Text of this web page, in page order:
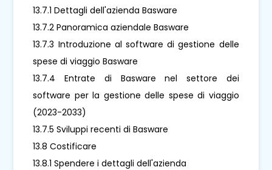
13.7.1 Dettagli dell'azienda Basware
13.7.2 Panoramica aziendale Basware
13.7.3 Introduzione al software di gestione delle
spese di viaggio Basware
13.7.4 Entrate di Basware nel settore dei
software per la gestione delle spese di viaggio
(2023-2033)
13.7.5 Sviluppi recenti di Basware
13.8 Costificare
13.8.1 Spendere i dettagli dell'azienda